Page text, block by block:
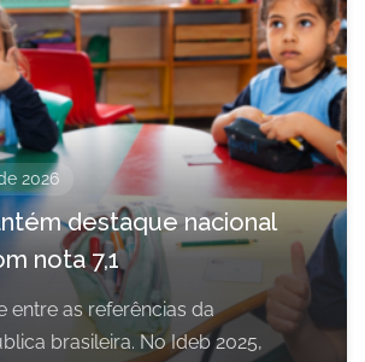
2026
destaque nacional
nota 7,1
entre as referências da
brasileira. No Ideb 2025,